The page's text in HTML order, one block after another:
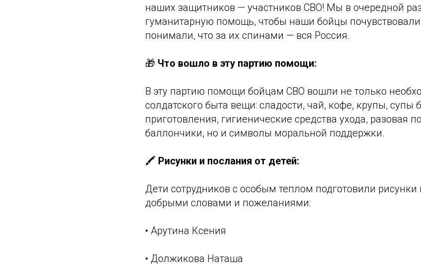
наших защитников — участников СВО! Мы в очередной
гуманитарную помощь, чтобы наши бойцы
понимали, что за их спинами — вся Россия.
🎁 Что вошло в эту партию помощи:
В эту партию помощи бойцам СВО вошли не только
солдатского быта вещи: сладости, чай, кофе, крупы, супы
приготовления, гигиенические средства ухода, разовая
баллончики, но и символы моральной поддержки.
🖍️ Рисунки и послания от детей:
Дети сотрудников с особым теплом подготовили
добрыми словами и пожеланиями:
• Арутина Ксения
• Должикова Наташа